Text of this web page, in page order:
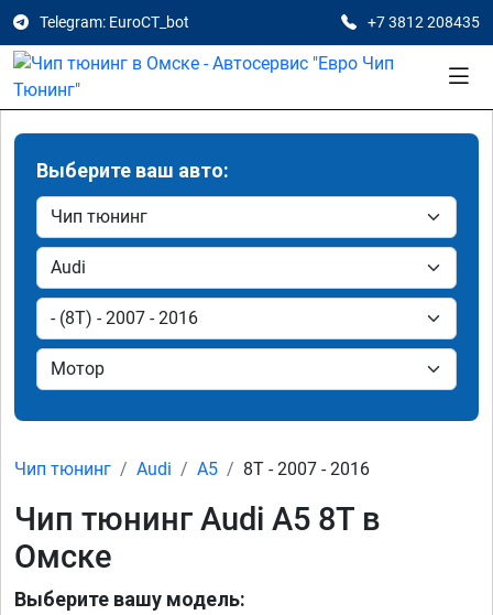
Telegram: EuroCT_bot +7 3812 208435
Выберите ваш авто:
Чип тюнинг Audi A5 8T - 2007 - 2016
Чип тюнинг Audi A5 8T в
Омске
Выберите вашу модель: